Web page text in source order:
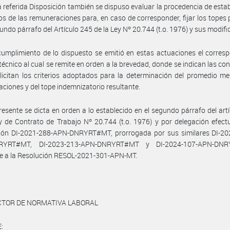
referida Disposición también se dispuso evaluar la procedencia de
de las remuneraciones para, en caso de corresponder, fijar los topes
párrafo del Artículo 245 de la Ley Nº 20.744 (t.o. 1976) y sus
de lo dispuesto se emitió en estas actuaciones el
al cual se remite en orden a la brevedad, donde se indican las
los criterios adoptados para la determinación del promedio
y del tope indemnizatorio resultante.
se dicta en orden a lo establecido en el segundo párrafo del
de Contrato de Trabajo Nº 20.744 (t.o. 1976) y por delegación
DI-2021-288-APN-DNRYRT#MT, prorrogada por sus similares DI-
DI-2023-213-APN-DNRYRT#MT y DI-2024-107-APN-
a la Resolución RESOL-2021-301-APN-MT.
DE NORMATIVA LABORAL